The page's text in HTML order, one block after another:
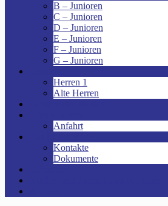
B – Junioren
C – Junioren
D – Junioren
E – Junioren
F – Junioren
G – Junioren
Herren 1
Alte Herren
Anfahrt
Kontakte
Dokumente